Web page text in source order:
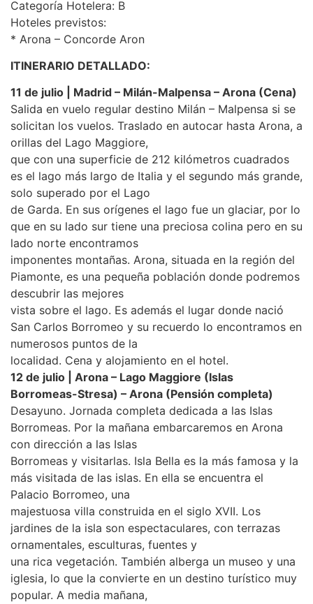
Categoría Hotelera: B
Hoteles previstos:
* Arona – Concorde Aron
ITINERARIO DETALLADO:
11 de julio | Madrid – Milán-Malpensa – Arona (Cena)
Salida en vuelo regular destino Milán – Malpensa si se
solicitan los vuelos. Traslado en autocar hasta Arona, a
orillas del Lago Maggiore,
que con una superficie de 212 kilómetros cuadrados
es el lago más largo de Italia y el segundo más grande,
solo superado por el Lago
de Garda. En sus orígenes el lago fue un glaciar, por lo
que en su lado sur tiene una preciosa colina pero en su
lado norte encontramos
imponentes montañas. Arona, situada en la región del
Piamonte, es una pequeña población donde podremos
descubrir las mejores
vista sobre el lago. Es además el lugar donde nació
San Carlos Borromeo y su recuerdo lo encontramos en
numerosos puntos de la
localidad. Cena y alojamiento en el hotel.
12 de julio | Arona – Lago Maggiore (Islas
Borromeas-Stresa) – Arona (Pensión completa)
Desayuno. Jornada completa dedicada a las Islas
Borromeas. Por la mañana embarcaremos en Arona
con dirección a las Islas
Borromeas y visitarlas. Isla Bella es la más famosa y la
más visitada de las islas. En ella se encuentra el
Palacio Borromeo, una
majestuosa villa construida en el siglo XVII. Los
jardines de la isla son espectaculares, con terrazas
ornamentales, esculturas, fuentes y
una rica vegetación. También alberga un museo y una
iglesia, lo que la convierte en un destino turístico muy
popular. A media mañana,